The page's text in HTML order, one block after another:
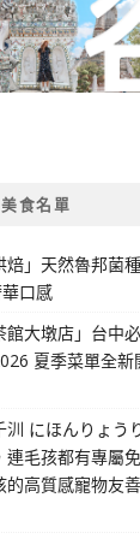
食名單
焙」天然魯邦菌種
口感
館大墩店」台中
夏季菜單全新
にほんりょう
毛孩都有專屬
高質感寵物友